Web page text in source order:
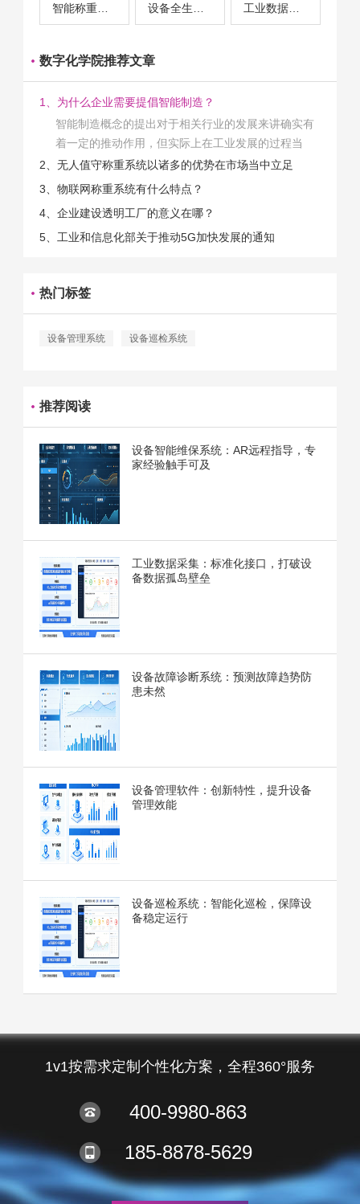
智能称重系统案例 工业数据采集与设备监控案例
数字化学院推荐文章
1、为什么企业需要提倡智能制造？
智能制造概念的提出对于相关行业的发展来讲确实有
着一定的推动作用，但实际上在工业发展的过程当
中，能够推动相关产业发展的具体结束是非常的多
的。那么为什么企业一定需要...
2、无人值守称重系统以诸多的优势在市场当中立足
3、物联网称重系统有什么特点？
4、企业建设透明工厂的意义在哪？
5、工业和信息化部关于推动5G加快发展的通知
热门标签
设备管理系统 设备巡检系统
推荐阅读
设备智能维保系统：AR远程指导，专
家经验触手可及
工业数据采集：标准化接口，打破设
备数据孤岛壁垒
设备故障诊断系统：预测故障趋势防
患未然
设备管理软件：创新特性，提升设备
管理效能
设备巡检系统：智能化巡检，保障设
备稳定运行
1v1按需求定制个性化方案，全程360°服务
400-9980-863
185-8878-5629